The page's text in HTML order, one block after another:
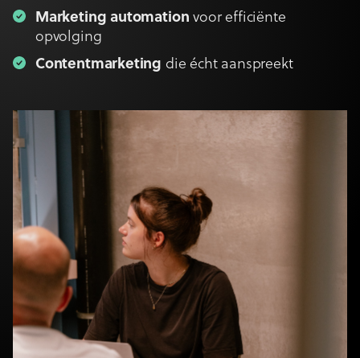
Marketing automation voor efficiënte
opvolging
Contentmarketing die écht aanspreekt